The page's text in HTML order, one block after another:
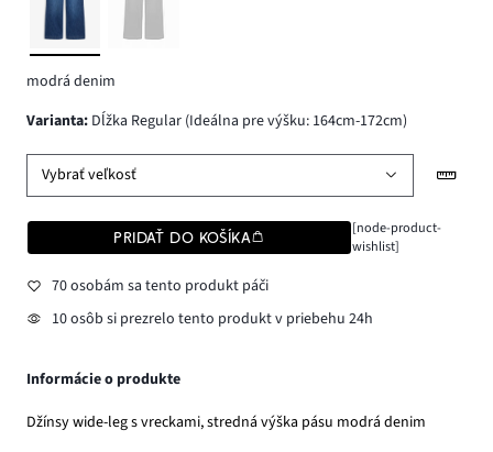
modrá denim
varianta: Dĺžka Regular (Ideálna pre výšku: 164cm-172cm)
Vybrať veľkosť
PRIDAŤ DO KOŠÍKA
[node-product-
wishlist]
70 osobám sa tento produkt páči
10 osôb si prezrelo tento produkt v priebehu 24h
Informácie o produkte
Džínsy wide-leg s vreckami, stredná výška pásu modrá denim